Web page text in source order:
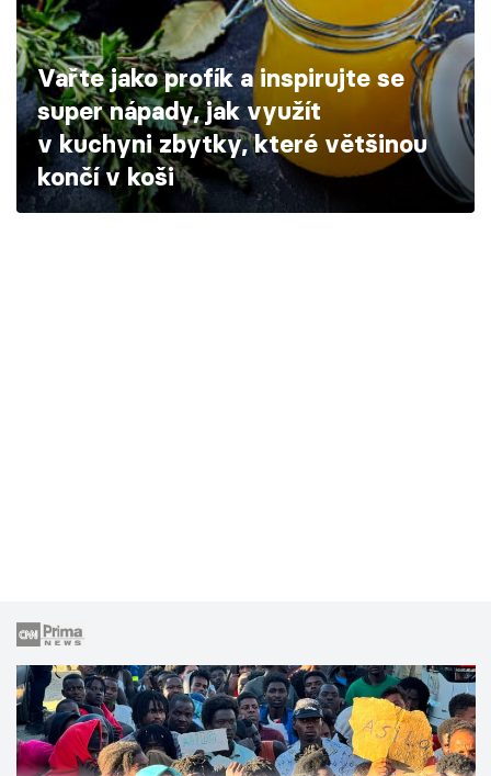
Škola vaření
Recepty z TV
Speciál: Cuketa
Těhotnej kuchař
Vařte jako profík a inspirujte se
super nápady, jak využít
v kuchyni zbytky, které většinou
končí v koši